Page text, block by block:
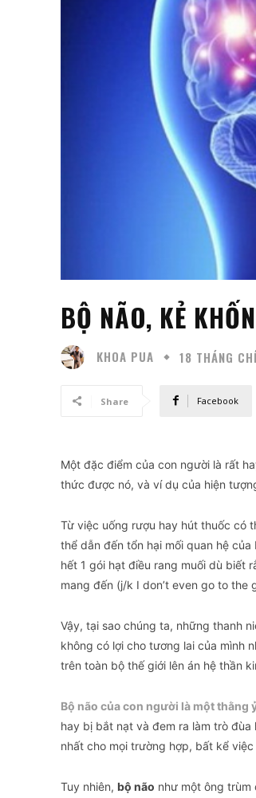
BỘ NÃO, KẺ
KHOA PUA 18 THÁNG
Share Facebook
Một đặc điểm của con người là rất
thức được nó, và ví dụ của hiện
Từ việc uống rượu hay hút thuốc có
thể dẫn đến tổn hại mối quan hệ
hết 1 gói hạt điều rang muối dù biết
mang đến (j/k I don’t even go to the
Vậy, tại sao chúng ta, những thanh
không có lợi cho tương lai của mình
trên toàn bộ thế giới lên án hệ thần
Bộ não của con người là một thằng
hay bị bắt nạt và đem ra làm trò
nhất cho mọi trường hợp, bất kể
Tuy nhiên, bộ não như một ông